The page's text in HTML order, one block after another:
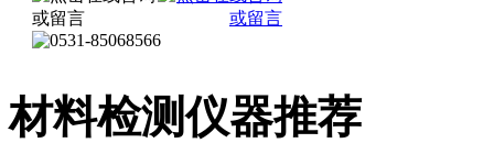
材料检测仪器推荐